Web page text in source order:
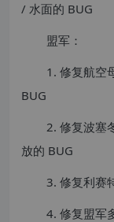
/ 水面的 BUG
盟军：
1. 修复航空
BUG
2. 修复波塞
放的 BUG
3. 修复利赛
4. 修复盟军